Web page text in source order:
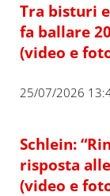
Tra bisturi e
fa ballare
(video e
25/07/2026
Schlein:
risposta
(video e